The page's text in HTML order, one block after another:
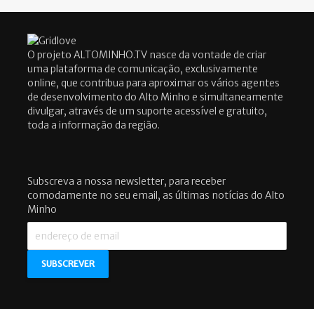
O projeto ALTOMINHO.TV nasce da vontade de criar
uma plataforma de comunicação, exclusivamente
online, que contribua para aproximar os vários agentes
de desenvolvimento do Alto Minho e simultaneamente
divulgar, através de um suporte acessível e gratuito,
toda a informação da região.
Subscreva a nossa newsletter, para receber
comodamente no seu email, as últimas notícias do Alto
Minho